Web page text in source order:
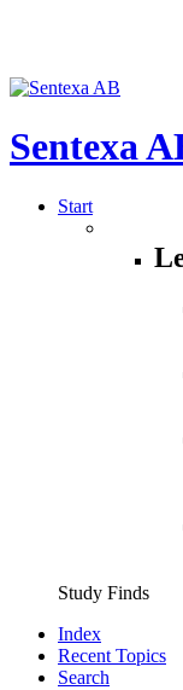
Sentexa
Start
Study Finds
Index
Recent Topics
Search